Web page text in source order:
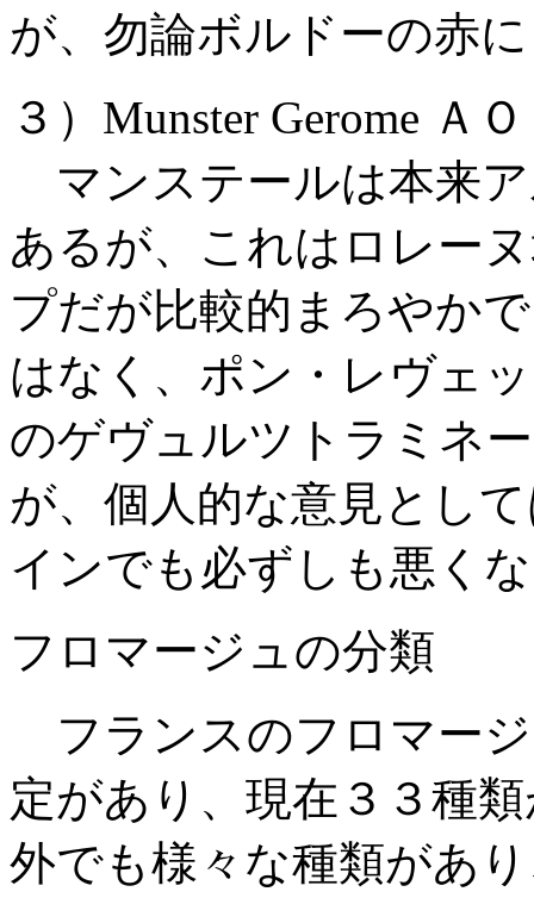
が、勿論ボルドーの赤
３）Munster Gerome Ａ
マンステールは本来
あるが、これはロレー
プだが比較的まろやか
はなく、ポン・レヴェ
のゲヴュルツトラミネ
が、個人的な意見とし
インでも必ずしも悪く
フロマージュの分類
フランスのフロマー
定があり、現在３３種
外でも様々な種類があ